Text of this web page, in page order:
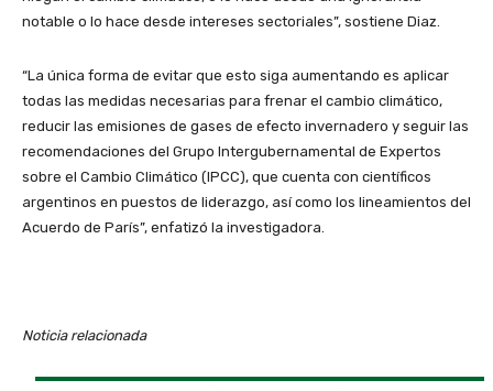
notable o lo hace desde intereses sectoriales”, sostiene Diaz.
“La única forma de evitar que esto siga aumentando es aplicar
todas las medidas necesarias para frenar el cambio climático,
reducir las emisiones de gases de efecto invernadero y seguir las
recomendaciones del Grupo Intergubernamental de Expertos
sobre el Cambio Climático (IPCC), que cuenta con científicos
argentinos en puestos de liderazgo, así como los lineamientos del
Acuerdo de París”, enfatizó la investigadora.
Noticia relacionada